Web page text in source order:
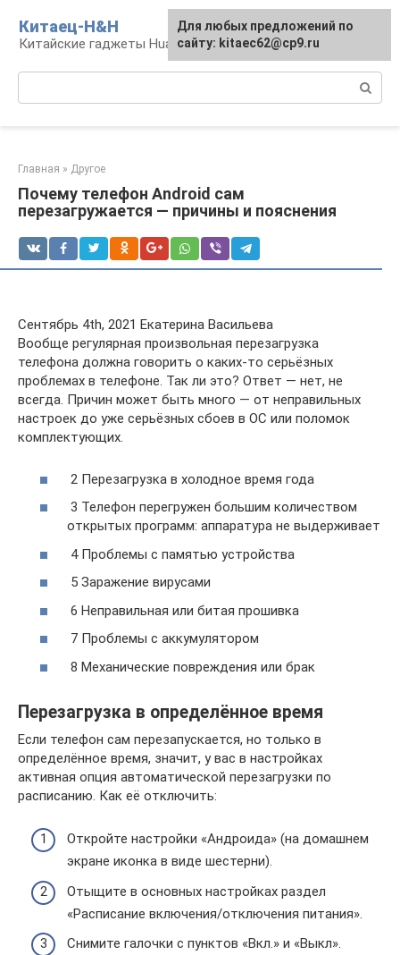
контенту
Китаец-H&H
Китайские гаджеты Huawei и Honor
Главная » Другое
Почему телефон Android сам
перезагружается — причины и пояснения
Сентябрь 4th, 2021 Екатерина Васильева
Вообще регулярная произвольная перезагрузка
телефона должна говорить о каких-то серьёзных
проблемах в телефоне. Так ли это? Ответ — нет, не
всегда. Причин может быть много — от неправильных
настроек до уже серьёзных сбоев в ОС или поломок
комплектующих.
2 Перезагрузка в холодное время года
3 Телефон перегружен большим количеством
открытых программ: аппаратура не выдерживает
4 Проблемы с памятью устройства
5 Заражение вирусами
6 Неправильная или битая прошивка
7 Проблемы с аккумулятором
8 Механические повреждения или брак
Перезагрузка в определённое время
Если телефон сам перезапускается, но только в
определённое время, значит, у вас в настройках
активная опция автоматической перезагрузки по
расписанию. Как её отключить:
Откройте настройки «Андроида» (на домашнем
экране иконка в виде шестерни).
Отыщите в основных настройках раздел
«Расписание включения/отключения питания».
Снимите галочки с пунктов «Вкл.» и «Выкл».
Для любых предложений по
сайту: kitaec62@cp9.ru